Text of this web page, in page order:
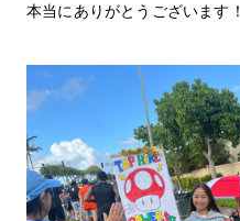
本当にありがとうございます！